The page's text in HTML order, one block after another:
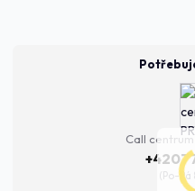
Call centrum
(Po-Pá